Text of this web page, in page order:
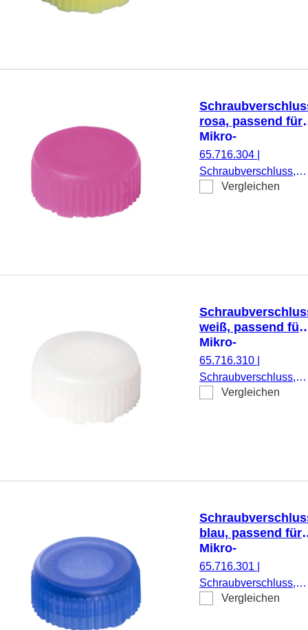
rosa, passend für
Mikro-
Schraubröhren
65.716.304
Schraubverschluss,
rosa, passend für
Vergleichen
weiß, passend für
Mikro-
Schraubröhren
65.716.310
Schraubverschluss,
weiß, passend für
Vergleichen
blau, passend für
Mikro-
Schraubröhren
65.716.301
Schraubverschluss,
blau, passend für
Vergleichen